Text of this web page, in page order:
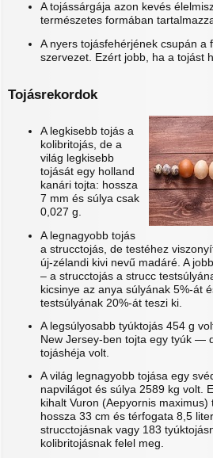
A tojássárgája azon kevés
természetes formában
A nyers tojásfehérjének csupán a
szervezet. Ezért jobb, ha a tojást
Tojásrekordok
A legkisebb tojás a
kolibritojás, de a
világ legkisebb
tojását egy holland
kanári tojta: hossza
7 mm és súlya csak
0,027 g.
A legnagyobb tojás
a strucctojás, de testéhez
új-zélandi kivi nevű madáré. A
– a strucctojás a strucc
kicsinye az anya súlyának 5%-át
testsúlyának 20%-át teszi ki.
A legsúlyosabb tyúktojás 454 g
New Jersey-ben tojta egy tyúk —
tojáshéja volt.
A világ legnagyobb tojása egy
napvilágot és súlya 2589 kg volt.
kihalt Vuron (Aepyornis
hossza 33 cm és térfogata 8,5
strucctojásnak vagy 183
kolibritojásnak felel meg.